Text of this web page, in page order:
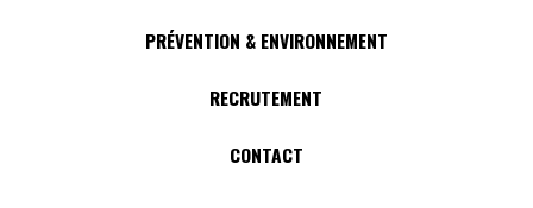
PRÉVENTION & ENVIRONNEMENT
RECRUTEMENT
CONTACT